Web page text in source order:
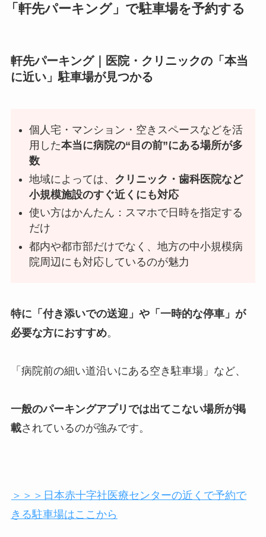
「軒先パーキング」で駐車場を予約する
軒先パーキング｜医院・クリニックの「本当
に近い」駐車場が見つかる
個人宅・マンション・空きスペースなどを活
用した本当に病院の“目の前”にある場所が多
数
地域によっては、 クリニック・歯科医院など
小規模施設のすぐ近くにも対応
使い方はかんたん：スマホで日時を指定する
だけ
都内や都市部だけでなく、地方の中小規模病
院周辺にも対応しているのが魅力
特に「付き添いでの送迎」や「一時的な停車」が
必要な方におすすめ。
「病院前の細い道沿いにある空き駐車場」など、
一般のパーキングアプリでは出てこない場所が掲
載されているのが強みです。
＞＞＞日本赤十字社医療センターの近くで予約で
きる駐車場はここから